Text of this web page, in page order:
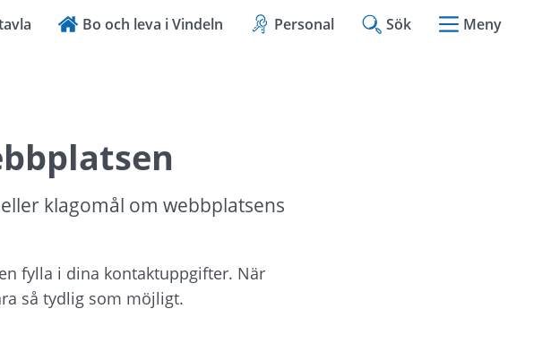
Bo och leva i Vindeln Personal Sök Meny
klagomål om webbplatsens
fylla i dina kontaktuppgifter. När
så tydlig som möjligt.